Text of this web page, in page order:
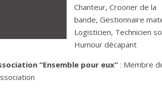
Chanteur, Crooner de la
bande, Gestionnaire
Logisticien, Technicien
Humour décapant
“Ensemble pour eux”: Membre